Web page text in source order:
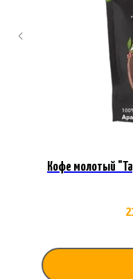
Кофе молотый